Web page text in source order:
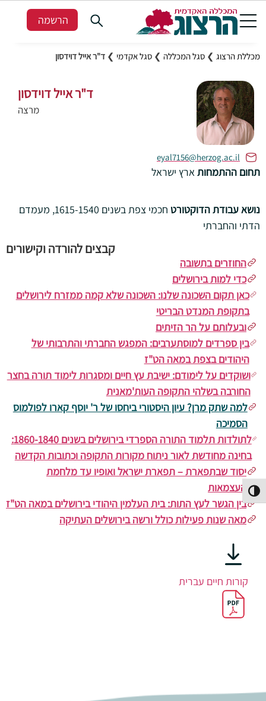
הפעל/כבה ניגודיות גבוהה
הרשמה
מכללת הרצוג ❯ סגל המכללה ❯ סגל אקדמי ❯ ד"ר אייל דוידסון
ד"ר אייל דוידסון
מרצה
eyal7156@herzog.ac.il
תחום ההתמחות ארץ ישראל
נושא עבודת הדוקטורט
חכמי צפת בשנים 1615-1540, מעמדם
הדתי והחברתי
קבצים להורדה וקישורים
החוזרים בתשובה
כדי למות בירושלים
כאן תקום השכונה שלנו: השכונה שלא קמה ממזרח לירושלים
בתקופת המנדט הבריטי
ובעלותם על הר הזיתים
בין ספרדים למוסתערבים: המפגש החברתי והתרבותי של
היהודים בצפת במאה הט"ז
ושוקדים על לימודם: ישיבת עץ חיים ומסגרות לימוד תורה בחצר
החורבה בשלהי התקופה העות'מאנית
למה שתק מרן? עיון היסטורי ביחסו של ר' יוסף קארו לפולמוס
הסמיכה
לתולדות תלמוד התורה הספרדי בירושלים בשנים 1860-1840:
בחינה מחודשת לאור ניתוח מקורות התקופה וכתובות הקדשה
יסוד שבתפארת – תפארת ישראל ואופיו עד מלחמת
העצמאות
בין הגשר לעץ התות: בית העלמין היהודי בירושלים במאה הט"ז
מאה שנות פעילות כולל ורשה בירושלים העתיקה
קורות חיים עברית